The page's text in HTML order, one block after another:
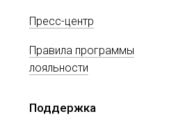
Пресс-центр
Правила программы
лояльности
Поддержка